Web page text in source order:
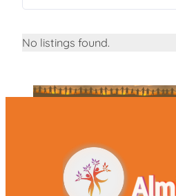
No listings found.